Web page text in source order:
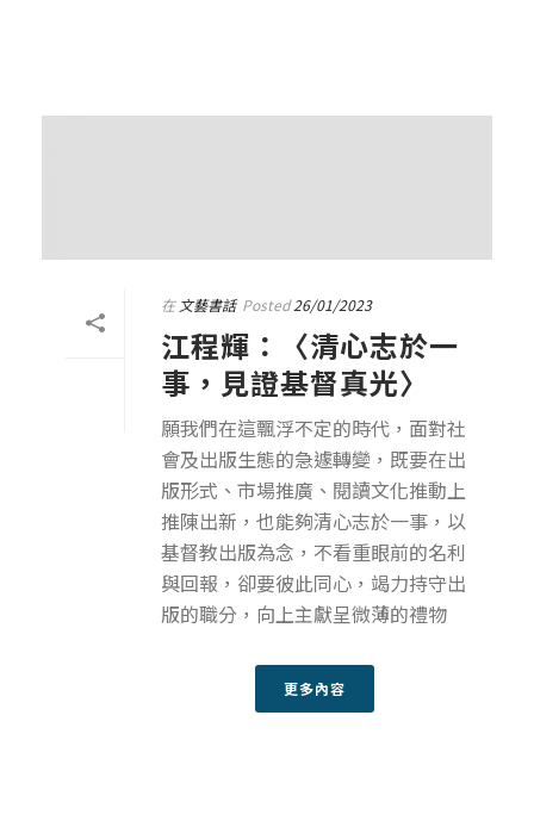
在 文藝書話 Posted 26/01/2023
江程輝：〈清心志於一
事，見證基督真光〉
願我們在這飄浮不定的時代，面對社
會及出版生態的急遽轉變，既要在出
版形式、市場推廣、閱讀文化推動上
推陳出新，也能夠清心志於一事，以
基督教出版為念，不看重眼前的名利
與回報，卻要彼此同心，竭力持守出
版的職分，向上主獻呈微薄的禮物
更多內容